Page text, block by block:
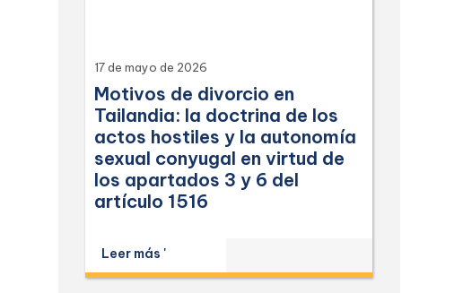
17 de mayo de 2026
Motivos de divorcio en
Tailandia: la doctrina de los
actos hostiles y la autonomía
sexual conyugal en virtud de
los apartados 3 y 6 del
artículo 1516
Leer más '